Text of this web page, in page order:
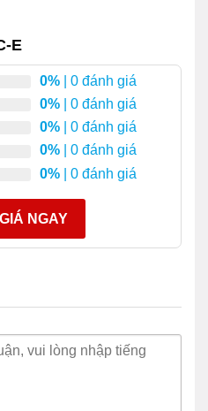
cấp các lợi ích chính sau:
đổi trên tất cả các
terabit mỗi giây và lên đến
mẽ với hỗ trợ
cho Cisco NX-
thêm OpenStack, Python và
hình Puppet and Chef.
mở rộng với CPU 4 lõi
bổ bộ đệm động, làm cho
E
0% | 0 đánh giá
0% | 0 đánh giá
0% | 0 đánh giá
0% | 0 đánh giá
0% | 0 đánh giá
NGAY